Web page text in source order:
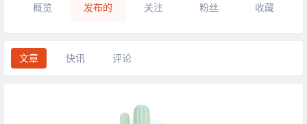
概览 发布的 关注 粉丝 收藏
文章 快讯 评论